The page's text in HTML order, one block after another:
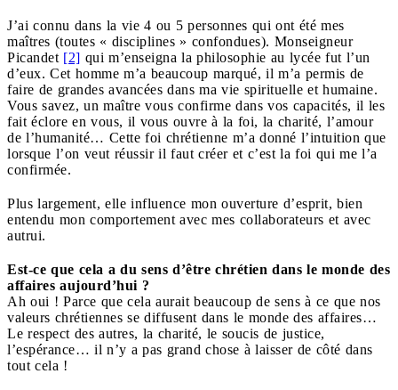
J’ai connu dans la vie 4 ou 5 personnes qui ont été mes
maîtres (toutes « disciplines » confondues). Monseigneur
Picandet [2] qui m’enseigna la philosophie au lycée fut l’un
d’eux. Cet homme m’a beaucoup marqué, il m’a permis de
faire de grandes avancées dans ma vie spirituelle et humaine.
Vous savez, un maître vous confirme dans vos capacités, il les
fait éclore en vous, il vous ouvre à la foi, la charité, l’amour
de l’humanité… Cette foi chrétienne m’a donné l’intuition que
lorsque l’on veut réussir il faut créer et c’est la foi qui me l’a
confirmée.
Plus largement, elle influence mon ouverture d’esprit, bien
entendu mon comportement avec mes collaborateurs et avec
autrui.
Est-ce que cela a du sens d’être chrétien dans le monde des
affaires aujourd’hui ?
Ah oui ! Parce que cela aurait beaucoup de sens à ce que nos
valeurs chrétiennes se diffusent dans le monde des affaires…
Le respect des autres, la charité, le soucis de justice,
l’espérance… il n’y a pas grand chose à laisser de côté dans
tout cela !